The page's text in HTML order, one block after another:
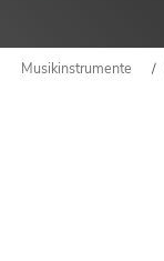
Musikinstrumente /